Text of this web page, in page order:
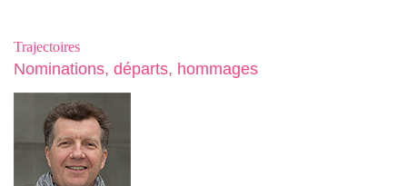
Trajectoires
Nominations, départs, hommages